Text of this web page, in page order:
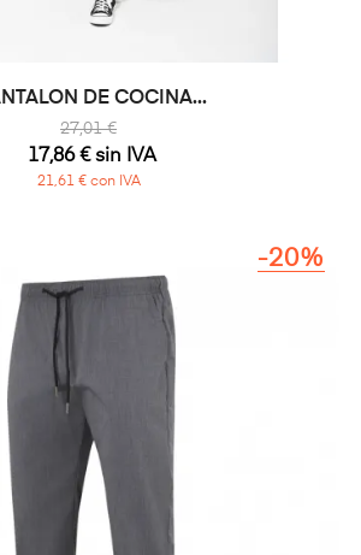
DE COCINA...
27,01 €
17,86 € sin IVA
21,61 € con IVA
-20%